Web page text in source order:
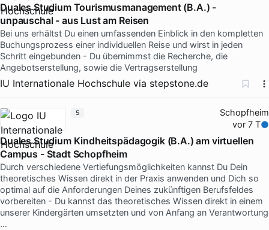
Duales Studium Tourismusmanagement (B.A.) -
unpauschal - aus Lust am Reisen
Bei uns erhältst Du einen umfassenden Einblick in den kompletten
Buchungsprozess einer individuellen Reise und wirst in jeden
Schritt eingebunden - Du übernimmst die Recherche, die
Angebotserstellung, sowie die Vertragserstellung
IU Internationale Hochschule via stepstone.de
Schopfheim
vor 7 T
Duales Studium Kindheitspädagogik (B.A.) am virtuellen
Campus - Stadt Schopfheim
Durch verschiedene Vertiefungsmöglichkeiten kannst Du Dein
theoretisches Wissen direkt in der Praxis anwenden und Dich so
optimal auf die Anforderungen Deines zukünftigen Berufsfeldes
vorbereiten - Du kannst das theoretisches Wissen direkt in einem
unserer Kindergärten umsetzten und von Anfang an Verantwortung
…
5